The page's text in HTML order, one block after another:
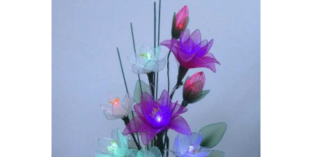
Петух из пластиковых
пластиковых бутылок
пластиковых бутылок
Самоделки из
пластиковых бутылок